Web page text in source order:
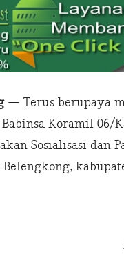
— Terus berupaya
Koramil
Sosialisasi dan
Belengkong,